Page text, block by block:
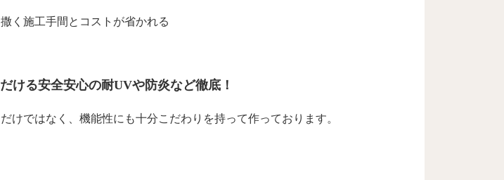
く施工手間とコストが省かれる
る安全安心の耐UVや防炎など徹底！
けではなく、機能性にも十分こだわりを持って作っております。